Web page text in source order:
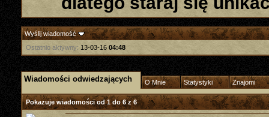
Wyślij wiadomość
Ostatnio aktywny: 13-03-16 04:48
Wiadomości odwiedzających O Mnie Statystyki Znajomi
Pokazuje wiadomości od 1 do6z6